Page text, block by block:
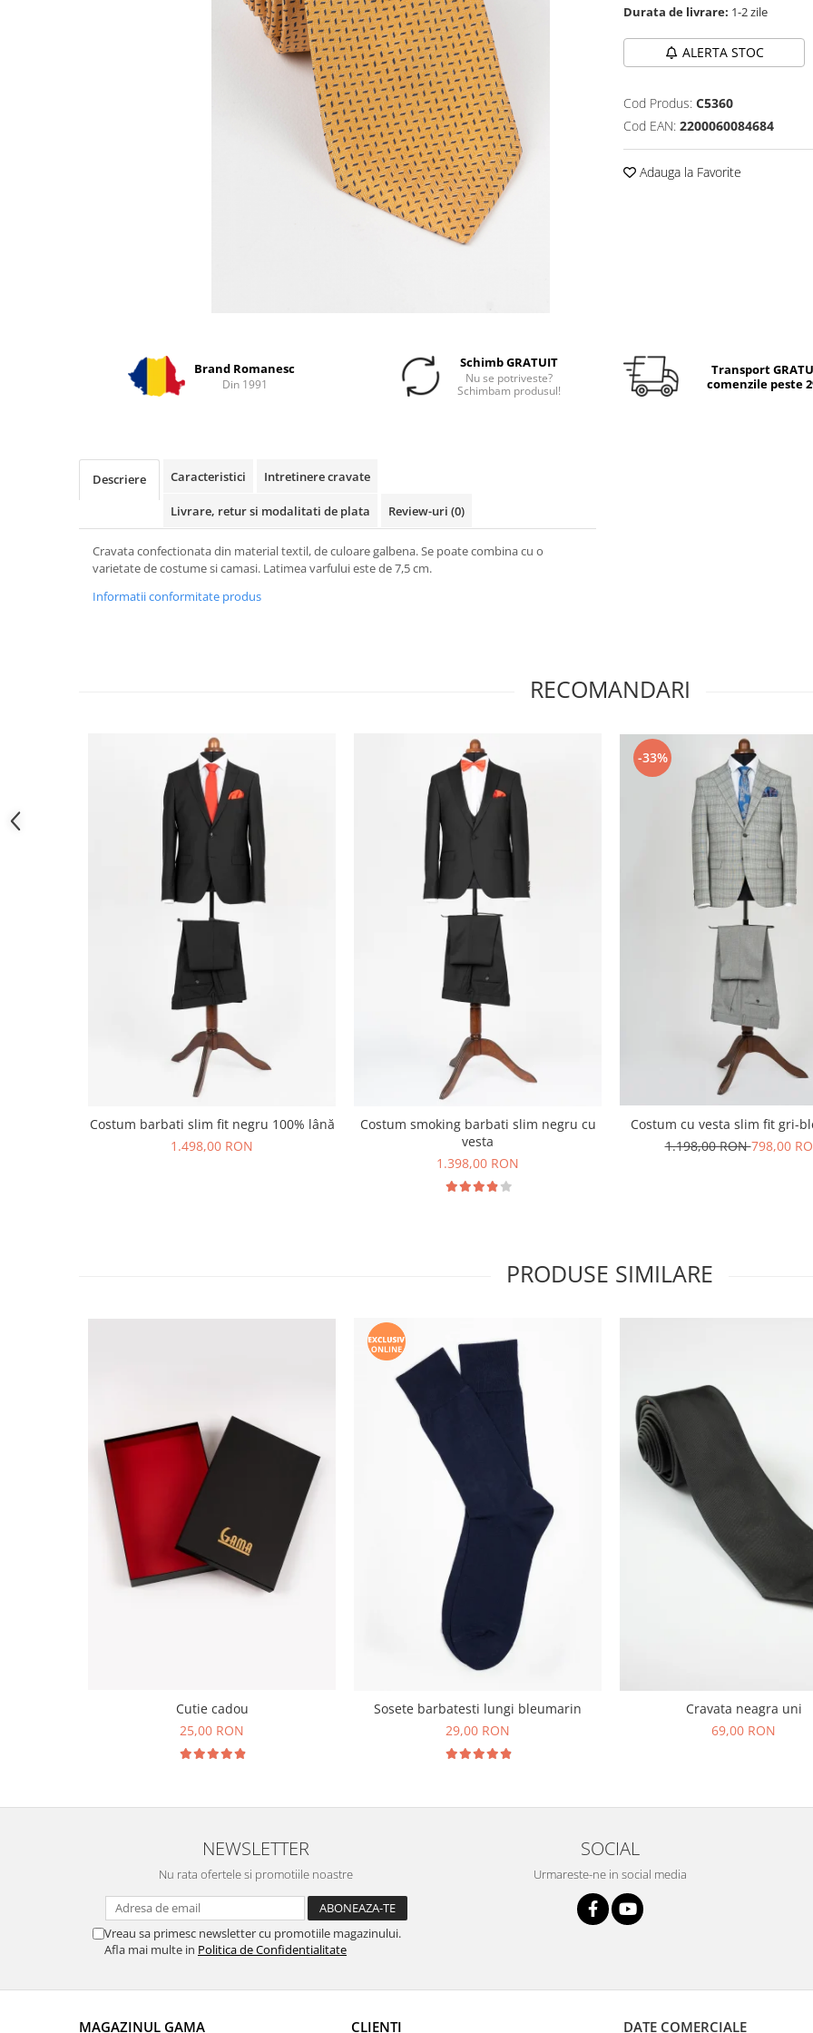
Durata de livrare: 1-2 zile
ALERTA STOC
Cod Produs: C5360
Cod EAN: 2200060084684
Adauga la Favorite
Brand Romanesc
Din 1991
Schimb GRATUIT
Nu se potriveste?
Schimbam produsul!
Transport
comenzile peste
Descriere Caracteristici Intretinere cravate
Livrare, retur si modalitati de plata Review-uri (0)
Cravata confectionata din material textil, de culoare galbena. Se poate combina cu o
varietate de costume si camasi. Latimea varfului este de 7,5 cm.
Informatii conformitate produs
RECOMANDARI
Costum barbati slim fit negru 100% lână
1.498,00 RON
Costum smoking barbati slim negru cu
vesta
1.398,00 RON
-33%
Costum cu vesta slim fit gri-
1.198,00 RON798,00
PRODUSE SIMILARE
Cutie cadou
25,00 RON
Sosete barbatesti lungi bleumarin
29,00 RON
Cravata neagra uni
69,00 RON
NEWSLETTER
Nu rata ofertele si promotiile noastre
Vreau sa primesc newsletter cu promotiile magazinului.
Afla mai multe in Politica de Confidentialitate
SOCIAL
Urmareste-ne in social media
MAGAZINUL GAMA CLIENTI DATE COMERCIALE